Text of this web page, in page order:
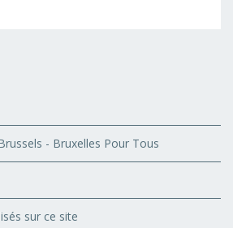
- Bruxelles Pour Tous
sur ce site